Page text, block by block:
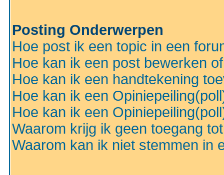
Posting Onderwerpen
Hoe post ik een topic in een
Hoe kan ik een post bewerken
Hoe kan ik een handtekening
Hoe kan ik een
Hoe kan ik een
Waarom krijg ik geen toegang
Waarom kan ik niet stemmen in